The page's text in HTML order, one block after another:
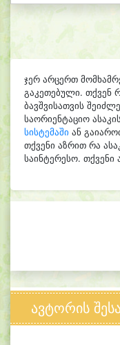
ჯერ არცერთ
გაკეთებული. თქვენ
ბავშვისათვის
საორიენტაციო
სისტემაში ან
თქვენი აზრით რა
საინტერესო. თქვენი
ავტორის